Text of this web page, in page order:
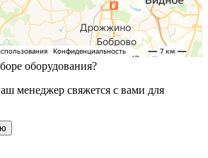
оборудования?
менеджер свяжется с вами для